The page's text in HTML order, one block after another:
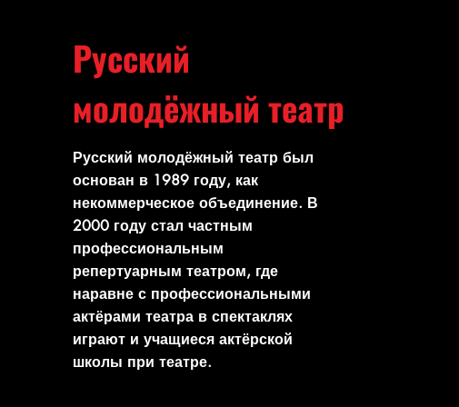
Русский
молодёжный театр
Русский молодёжный театр был
основан в 1989 году, как
некоммерческое объединение. В
2000 году стал частным
профессиональным
репертуарным театром, где
наравне с профессиональными
актёрами театра в спектаклях
играют и учащиеся актёрской
школы при театре.